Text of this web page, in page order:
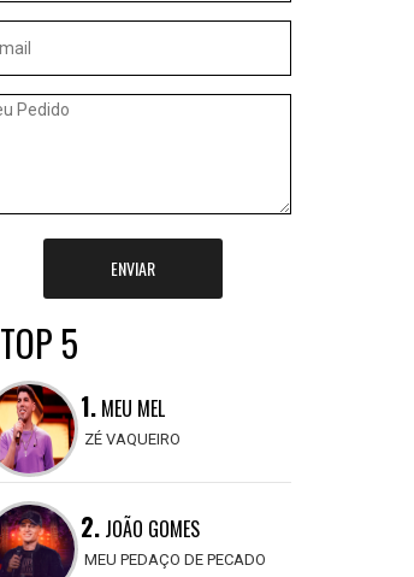
ENVIAR
TOP 5
1.MEU MEL
ZÉ VAQUEIRO
2.JOÃO GOMES
MEU PEDAÇO DE PECADO